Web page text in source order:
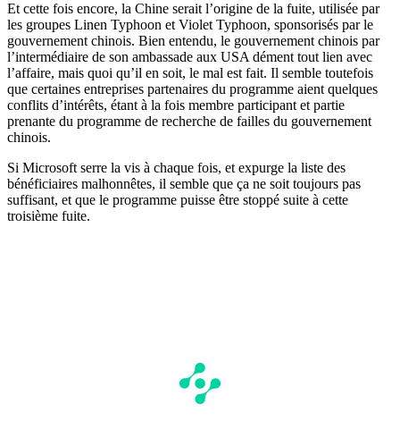
Et cette fois encore, la Chine serait l’origine de la fuite, utilisée par
les groupes Linen Typhoon et Violet Typhoon, sponsorisés par le
gouvernement chinois. Bien entendu, le gouvernement chinois par
l’intermédiaire de son ambassade aux USA dément tout lien avec
l’affaire, mais quoi qu’il en soit, le mal est fait. Il semble toutefois
que certaines entreprises partenaires du programme aient quelques
conflits d’intérêts, étant à la fois membre participant et partie
prenante du programme de recherche de failles du gouvernement
chinois.
Si Microsoft serre la vis à chaque fois, et expurge la liste des
bénéficiaires malhonnêtes, il semble que ça ne soit toujours pas
suffisant, et que le programme puisse être stoppé suite à cette
troisième fuite.